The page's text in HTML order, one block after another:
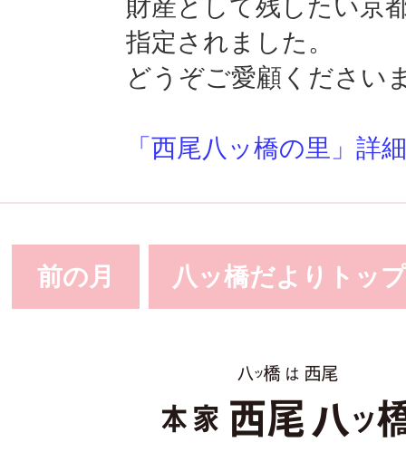
財産として残したい京
指定されました。
どうぞご愛顧ください
「西尾八ッ橋の里」詳
前の月 八ッ橋だよりトッ